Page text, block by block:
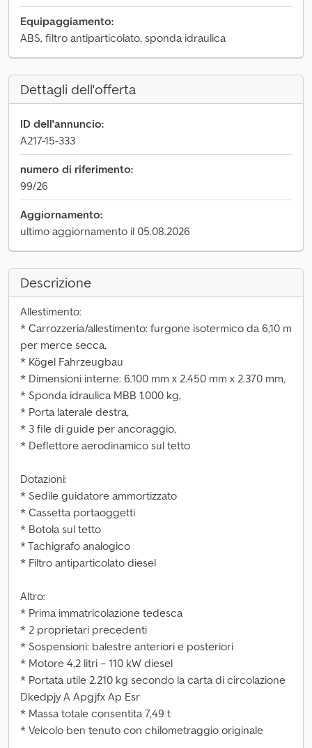
Equipaggiamento:
ABS, filtro antiparticolato, sponda idraulica
Dettagli dell'offerta
ID dell'annuncio:
A217-15-333
numero di riferimento:
99/26
Aggiornamento:
ultimo aggiornamento il 05.08.2026
Descrizione
Allestimento:
* Carrozzeria/allestimento: furgone isotermico da 6,10 m
per merce secca,
* Kögel Fahrzeugbau
* Dimensioni interne: 6.100 mm x 2.450 mm x 2.370 mm,
* Sponda idraulica MBB 1.000 kg,
* Porta laterale destra,
* 3 file di guide per ancoraggio,
* Deflettore aerodinamico sul tetto
Dotazioni:
* Sedile guidatore ammortizzato
* Cassetta portaoggetti
* Botola sul tetto
* Tachigrafo analogico
* Filtro antiparticolato diesel
Altro:
* Prima immatricolazione tedesca
* 2 proprietari precedenti
* Sospensioni: balestre anteriori e posteriori
* Motore 4,2 litri – 110 kW diesel
* Portata utile 2.210 kg secondo la carta di circolazione
Dkedpjy A Apgjfx Ap Esr
* Massa totale consentita 7,49 t
* Veicolo ben tenuto con chilometraggio originale